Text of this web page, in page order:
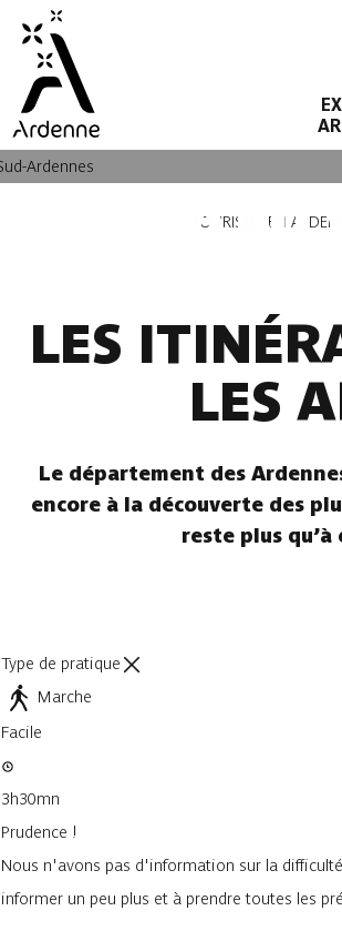
LES
TOURISME EN
LES
LES
Le département des
encore à la découverte des
reste plus
Type de pratique
Marche
Facile
3h30mn
Prudence !
Nous n'avons pas d'information sur la
informer un peu plus et à prendre toutes les